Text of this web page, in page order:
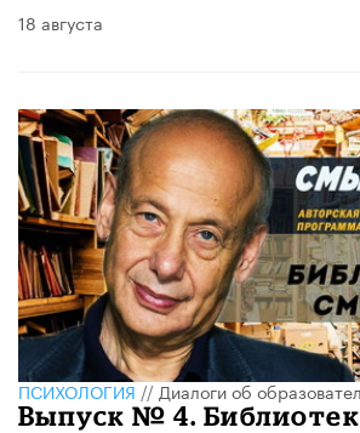
18 августа
ПСИХОЛОГИЯ//Диалоги об
Выпуск № 4.